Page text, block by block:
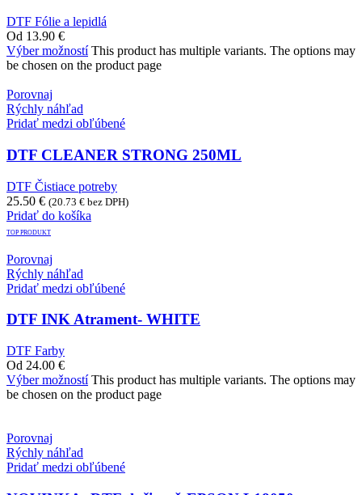
DTF Fólie a lepidlá
Od 13.90 €
Výber možnostíThis product has multiple variants. The options may
be chosen on the product page
Porovnaj
Rýchly náhľad
Pridať medzi obľúbené
DTF CLEANER STRONG 250ML
DTF Čistiace potreby
25.50 € (20.73 € bez DPH)
Pridať do košíka
TOP PRODUKT
Porovnaj
Rýchly náhľad
Pridať medzi obľúbené
DTF INK Atrament- WHITE
DTF Farby
Od 24.00 €
Výber možnostíThis product has multiple variants. The options may
be chosen on the product page
Porovnaj
Rýchly náhľad
Pridať medzi obľúbené